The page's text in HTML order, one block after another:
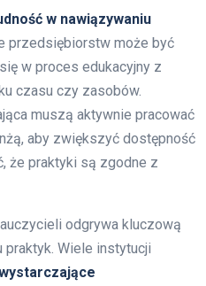
w nawiązywaniu
przedsiębiorstw może być
w proces edukacyjny z
czasu czy zasobów.
muszą aktywnie pracować
aby zwiększyć dostępność
że praktyki są zgodne z
odgrywa kluczową
praktyk. Wiele instytucji